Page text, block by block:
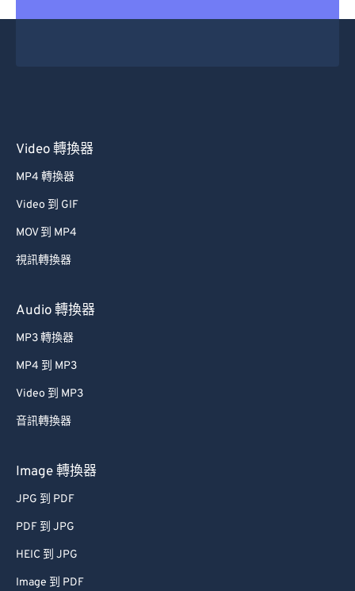
Video 轉換器
MP4 轉換器
Video 到 GIF
MOV 到 MP4
視訊轉換器
Audio 轉換器
MP3 轉換器
MP4 到 MP3
Video 到 MP3
音訊轉換器
Image 轉換器
JPG 到 PDF
PDF 到 JPG
HEIC 到 JPG
Image 到 PDF